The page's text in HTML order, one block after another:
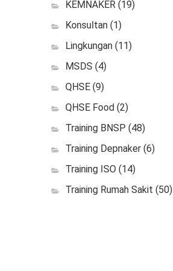
KEMNAKER (19)
Konsultan (1)
Lingkungan (11)
MSDS (4)
QHSE (9)
QHSE Food (2)
Training BNSP (48)
Training Depnaker (6)
Training ISO (14)
Training Rumah Sakit (50)